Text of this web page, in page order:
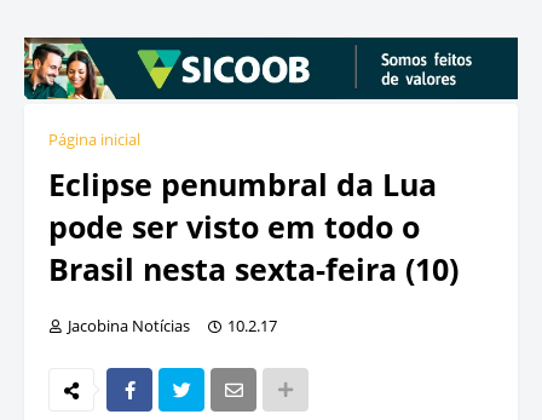
Página inicial
Eclipse penumbral da Lua
pode ser visto em todo o
Brasil nesta sexta-feira (10)
Jacobina Notícias 10.2.17